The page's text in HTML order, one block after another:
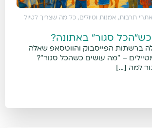
אתרי תרבות, אמנות וטיולים , כל מה שצריך לטיול
סגור" באתונה?
ברשתות הפייסבוק והווטסאפ שאלה
– "מה עושים כשהכל סגור"?
למה […]